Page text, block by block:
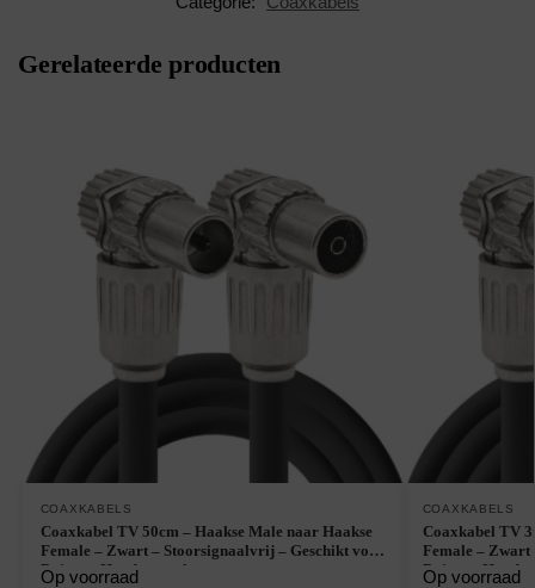
Gerelateerde producten
COAXKABELS
Coaxkabel TV 50cm – Haakse Male naar Haakse
Female – Zwart – Stoorsignaalvrij – Geschikt voor
Buiten – Handgemaakt
Op voorraad
COAXKABELS
Coaxkabel TV
Female –
Buiten –
Op voorraad